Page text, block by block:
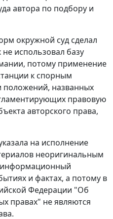
автора по подбору и
окружной суд сделал
использовал базу
потому применение
к спорным
названных
правовую
авторского права,
на исполнение
неоригинальным
информационный
и фактах, а потому в
Федерации "Об
правах" не являются